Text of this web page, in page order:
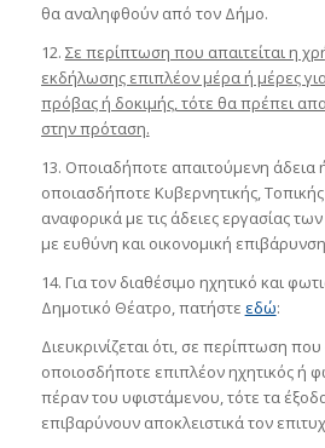
θα αναληφθούν από τον Δήμο.
12. Σε περίπτωση που απαιτείται η
εκδήλωσης επιπλέον μέρα ή μέρες
πρόβας ή δοκιμής, τότε θα πρέπει
στην πρόταση.
13. Οποιαδήποτε απαιτούμενη άδεια
οποιασδήποτε Κυβερνητικής,
αναφορικά με τις άδειες εργασίας
με ευθύνη και οικονομική
14. Για τον διαθέσιμο ηχητικό και
Δημοτικό Θέατρο, πατήστε εδώ:
Διευκρινίζεται ότι, σε περίπτωση που
οποιοσδήποτε επιπλέον ηχητικός ή
πέραν του υφιστάμενου, τότε τα
επιβαρύνουν αποκλειστικά τον